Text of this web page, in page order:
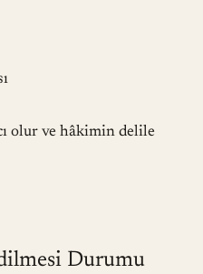
olur ve hâkimin delile
Durumu